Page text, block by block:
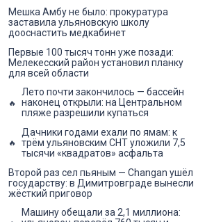
Мешка Амбу не было: прокуратура
заставила ульяновскую школу
дооснастить медкабинет
Первые 100 тысяч тонн уже позади:
Мелекесский район установил планку
для всей области
Лето почти закончилось — бассейн
наконец открыли: на Центральном
пляже разрешили купаться
Дачники годами ехали по ямам: к
трём ульяновским СНТ уложили 7,5
тысячи «квадратов» асфальта
Второй раз сел пьяным — Changan ушёл
государству: в Димитровграде вынесли
жёсткий приговор
Машину обещали за 2,1 миллиона: